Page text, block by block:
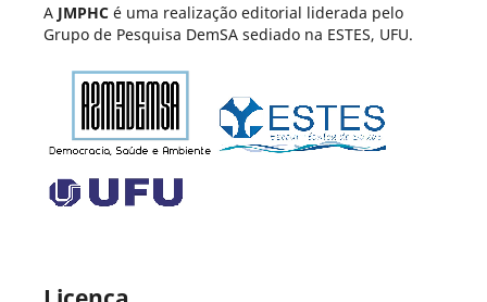
A JMPHCé uma realização editorial liderada pelo
Grupo de Pesquisa DemSA sediado na ESTES, UFU.